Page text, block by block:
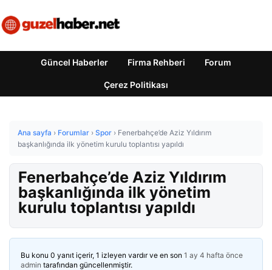
Güncel Haberler Firma Rehberi Forum
Çerez Politikası
Ana sayfa › Forumlar › Spor › Fenerbahçe’de Aziz Yıldırım
başkanlığında ilk yönetim kurulu toplantısı yapıldı
Fenerbahçe’de Aziz Yıldırım
başkanlığında ilk yönetim
kurulu toplantısı yapıldı
Bu konu 0 yanıt içerir, 1 izleyen vardır ve en son 1 ay 4 hafta önce
admin tarafından güncellenmiştir.